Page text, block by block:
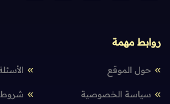
روابط مهمة
حول الموقع
سياسة الخصوصية شروط